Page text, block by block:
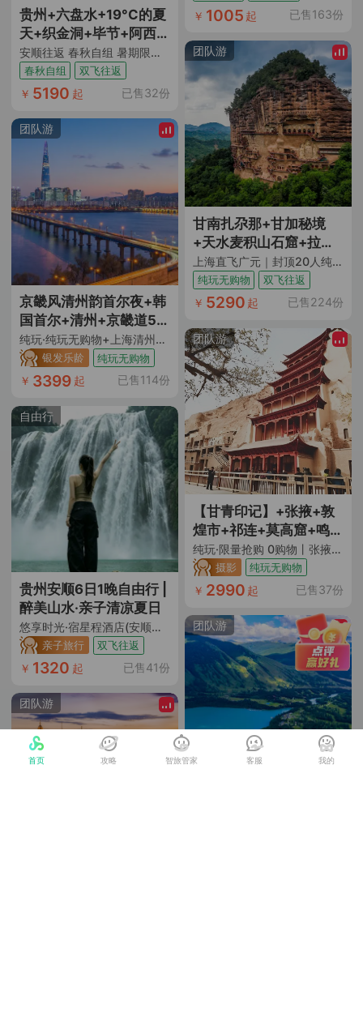
贵州+六盘水+19°C的夏
天+织金洞+毕节+阿西里
西韭菜坪+海坪彝族文化
小镇+玉舍国家森林公园
+乌蒙大草原+三线建设
树大瀑布+天龙屯堡+安
顺往返8日跟团游 | 乡村
度假
安顺往返 春秋自组 暑期限定丨满20人升级2+1旅游车+经典黄果树/毕节/六盘水环线游 赠送上海市区送浦东机场服务
春秋自组 双飞往返
￥ 5190 起 已售32份
团队游
京畿风清州韵首尔夜+韩
国首尔+清州+京畿道5日
4晚跟团游
纯玩·纯玩无购物+上海清州直飞往返+全程五花特二级酒店含早入住+韩服体验+国立清州博物馆+镇川笼桥+非遗水原华城+景福宫+特别赠送精彩涂鸦秀+韩国团体签证
银发乐龄 纯玩无购物
￥ 3399 起 已售114份
自由行
贵州安顺6日1晚自由行 |
醉美山水·亲子清凉夏日
悠享时光·宿星程酒店(安顺学院南马广场店)/锦江白玉兰酒店(安顺国贸广场店)可选·（安顺往返+早去晚回+酒店近安顺古城+酒店距机场仅15分钟车程+含手提7kg+托运10kg）
亲子旅行 双飞往返
￥ 1320 起 已售41份
团队游
￥ 1005 起 已售163份
团队游
甘南扎尕那+甘加秘境
+天水麦积山石窟+拉卜
楞寺+米拉日巴佛阁+若
尔盖花湖+黄河九曲第一
湾+陇南官鹅沟8日7晚跟
上海直飞广元｜封顶20人纯玩团｜全程横排2+1座保姆车｜含14顿餐｜6晚网评4钻+1晚网评5钻酒店
纯玩无购物 双飞往返
￥ 5290 起 已售224份
团队游
【甘青印记】+张掖+敦
煌市+祁连+莫高窟+鸣沙
山月牙泉+大柴旦翡翠湖
+生命树打卡基地+察尔
汗盐湖+茶卡盐湖+张掖
崖)+冰沟林海8日跟团游
| 探秘大漠风情+星空+丹
霞地貌
纯玩·限量抢购 0购物丨张掖直飞往返 甘青大环线 包机专享丨升级1晚宿携程网评4钻酒店+特别安排1晚宿星空房 10人以上升级豪华2+1陆地头等舱用车 航拍+藏服换装骑马拍照体验
摄影 纯玩无购物
￥ 2990 起 已售37份
团队游
首页 攻略 智旅管家 客服 我的